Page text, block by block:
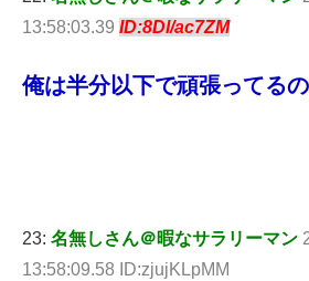
13:58:03.39 ID:8Dl/ac7ZM
俺は半分以下で頑張ってる
23: 名無しさん＠暇なサラリーマン
13:58:09.58 ID:zjujKLpMM